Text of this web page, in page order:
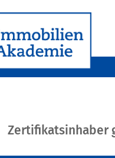
Zertifikatsinhaber